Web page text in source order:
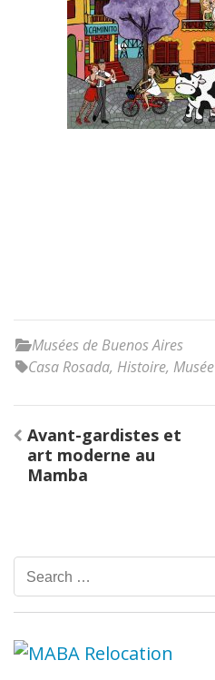
Musées de Buenos Aires
Casa Rosada, Histoire, Musée
Post
navigation
Avant-gardistes et
art moderne au
Mamba
Search
for: